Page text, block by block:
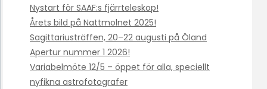
Nystart för SAAF:s fjärrteleskop!
Årets bild på Nattmolnet 2025!
Sagittariusträffen, 20–22 augusti på Öland
Apertur nummer 1 2026!
Variabelmöte 12/5 – öppet för alla, speciellt
nyfikna astrofotografer